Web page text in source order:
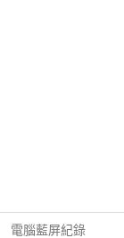
電腦藍屏紀錄